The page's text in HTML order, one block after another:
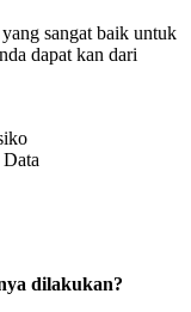
sangat baik untuk
dapat kan dari
dilakukan?